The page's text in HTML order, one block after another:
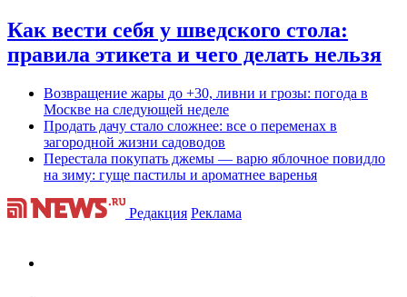
Как вести себя у шведского стола:
правила этикета и чего делать нельзя
Возвращение жары до +30, ливни и грозы: погода в
Москве на следующей неделе
Продать дачу стало сложнее: все о переменах в
загородной жизни садоводов
Перестала покупать джемы — варю яблочное повидло
на зиму: гуще пастилы и ароматнее варенья
Редакция Реклама